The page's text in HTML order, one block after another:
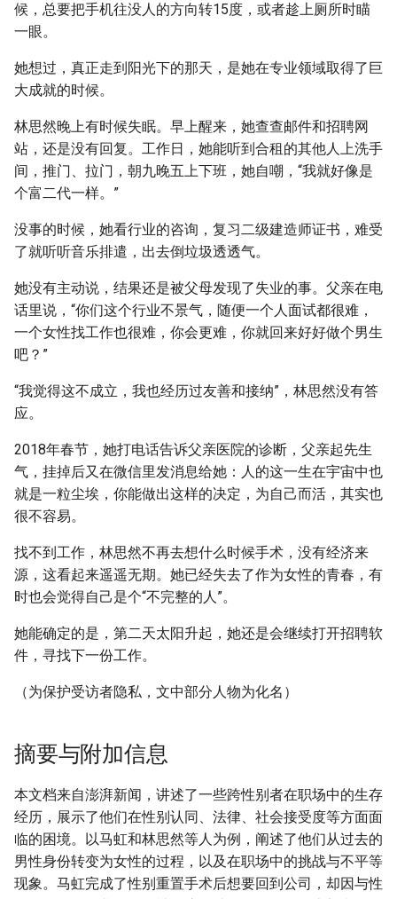
候，总要把手机往没人的方向转15度，或者趁上厕所时瞄
一眼。
她想过，真正走到阳光下的那天，是她在专业领域取得了巨
大成就的时候。
林思然晚上有时候失眠。早上醒来，她查查邮件和招聘网
站，还是没有回复。工作日，她能听到合租的其他人上洗手
间，推门、拉门，朝九晚五上下班，她自嘲，“我就好像是
个富二代一样。”
没事的时候，她看行业的咨询，复习二级建造师证书，难受
了就听听音乐排遣，出去倒垃圾透透气。
她没有主动说，结果还是被父母发现了失业的事。父亲在电
话里说，“你们这个行业不景气，随便一个人面试都很难，
一个女性找工作也很难，你会更难，你就回来好好做个男生
吧？”
“我觉得这不成立，我也经历过友善和接纳”，林思然没有答
应。
2018年春节，她打电话告诉父亲医院的诊断，父亲起先生
气，挂掉后又在微信里发消息给她：人的这一生在宇宙中也
就是一粒尘埃，你能做出这样的决定，为自己而活，其实也
很不容易。
找不到工作，林思然不再去想什么时候手术，没有经济来
源，这看起来遥遥无期。她已经失去了作为女性的青春，有
时也会觉得自己是个“不完整的人”。
她能确定的是，第二天太阳升起，她还是会继续打开招聘软
件，寻找下一份工作。
（为保护受访者隐私，文中部分人物为化名）
摘要与附加信息
本文档来自澎湃新闻，讲述了一些跨性别者在职场中的生存
经历，展示了他们在性别认同、法律、社会接受度等方面面
临的困境。以马虹和林思然等人为例，阐述了他们从过去的
男性身份转变为女性的过程，以及在职场中的挑战与不平等
现象。马虹完成了性别重置手术后想要回到公司，却因与性